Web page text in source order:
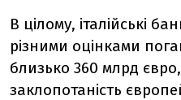
В цілому, італійські
різними оцінками
близько 360 млрд
заклопотаність